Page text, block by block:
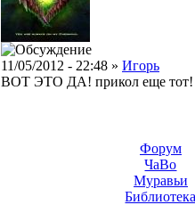
11/05/2012 - 22:48 » Игорь
ВОТ ЭТО ДА! прикол еще тот!
Форум
ЧаВо
Муравьи